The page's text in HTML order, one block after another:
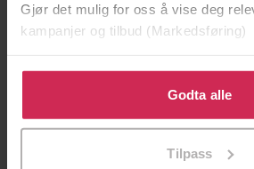
Gjør det mulig for oss å vise deg
kampanjer og tilbud (Markedsføring)
Klikk på «Godta alle» for å gi oss
bruke cookies for alle disse
tilpasse ditt samtykke til spesifikke
Godta alle
Tilpass
199,-